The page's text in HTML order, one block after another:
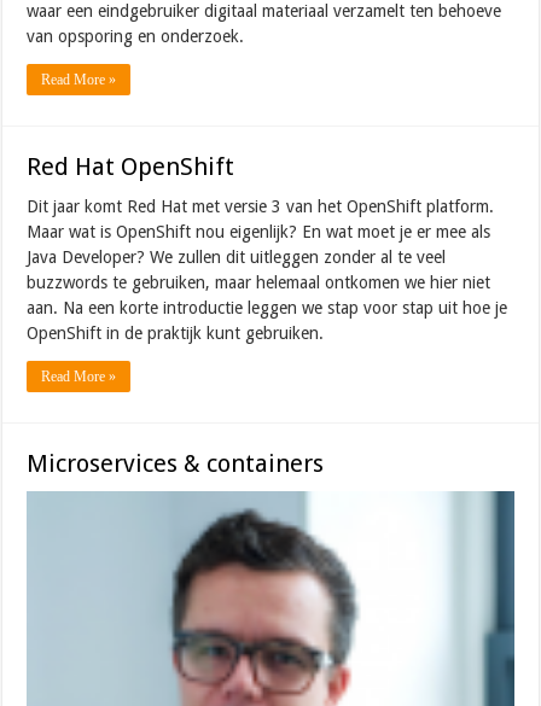
waar een eindgebruiker digitaal materiaal verzamelt ten behoeve
van opsporing en onderzoek.
Read More »
Red Hat OpenShift
Dit jaar komt Red Hat met versie 3 van het OpenShift platform.
Maar wat is OpenShift nou eigenlijk? En wat moet je er mee als
Java Developer? We zullen dit uitleggen zonder al te veel
buzzwords te gebruiken, maar helemaal ontkomen we hier niet
aan. Na een korte introductie leggen we stap voor stap uit hoe je
OpenShift in de praktijk kunt gebruiken.
Read More »
Microservices & containers